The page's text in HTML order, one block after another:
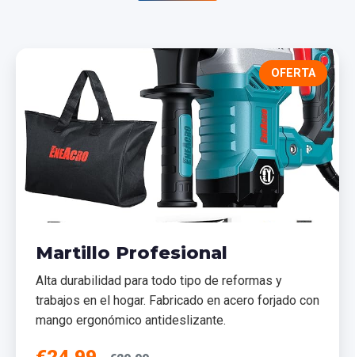
OFERTA
Martillo Profesional
Alta durabilidad para todo tipo de reformas y
trabajos en el hogar. Fabricado en acero forjado con
mango ergonómico antideslizante.